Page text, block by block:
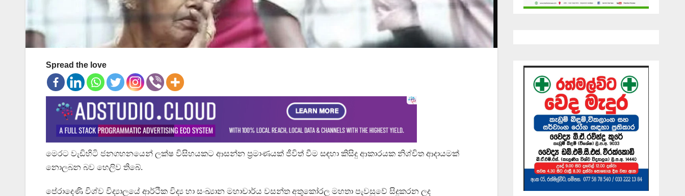
Spread the love
මෙරට වැඩිහිටි ජනගහනයෙන් ලක්ෂ විසිහයකට ආසන්න ප්‍රමාණයක් ජීවිත් වීම සඳහා කිසිදු ආකාරයක නිශ්චිත ආදායමක්
නොලබන බව හෙලිව තිබේ.
පේරාදෙණි විශ්ව විද්‍යාලයේ ආර්ථික විද්‍ය හා සංඛ්‍යාන මහාචාර්ය වසන්ත අතුකෝරල මහතා පැවසුවේ සිදුකරන ලද